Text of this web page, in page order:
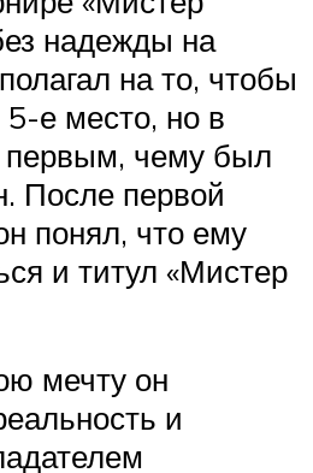
надежды на
на то, чтобы
е место, но в
первым, чему был
После первой
понял, что ему
и титул «Мистер
мечту он
и